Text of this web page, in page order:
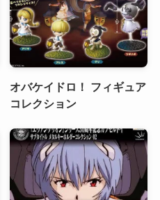
オバケイドロ！ フィギュア
コレクション